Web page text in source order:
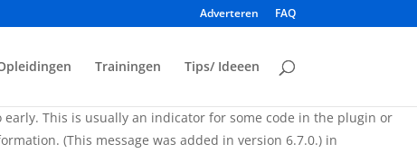
triggered too early. This is usually an indicator for some code in
This is usually an indicator for some code in the plugin or
(This message was added in version 6.7.0.) in
Adverteren FAQ
Trainingen Tips/ Ideeen